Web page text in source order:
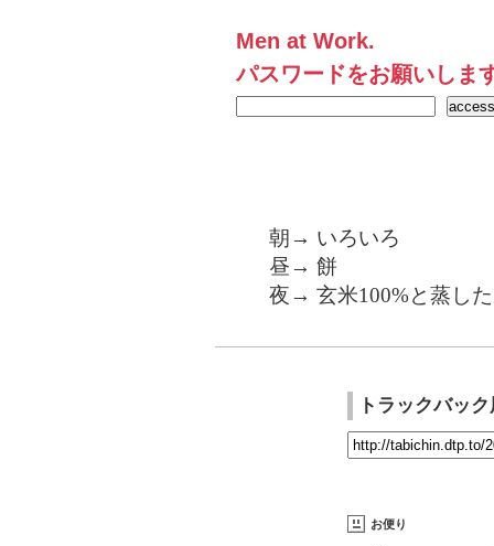
Men at Work.
パスワードをお願いしま
朝→ いろいろ
昼→ 餅
夜→ 玄米100%と蒸し
トラックバッ
お便り